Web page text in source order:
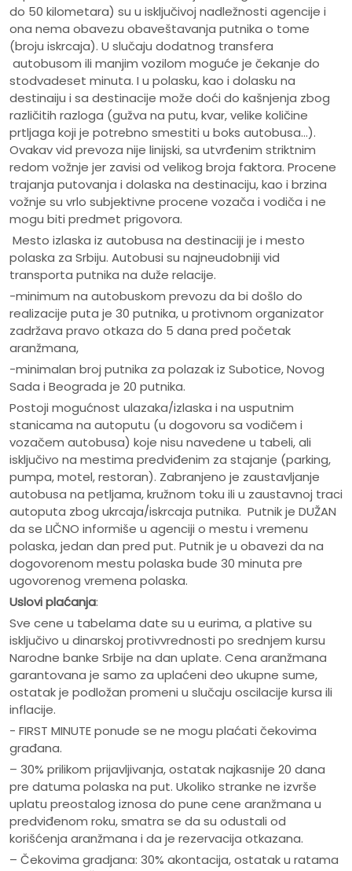
do 50 kilometara) su u isključivoj nadležnosti agencije i
ona nema obavezu obaveštavanja putnika o tome
(broju iskrcaja). U slučaju dodatnog transfera
autobusom ili manjim vozilom moguće je čekanje do
stodvadeset minuta. I u polasku, kao i dolasku na
destinaiju i sa destinacije može doći do kašnjenja zbog
različitih razloga (gužva na putu, kvar, velike količine
prtljaga koji je potrebno smestiti u boks autobusa...).
Ovakav vid prevoza nije linijski, sa utvrđenim striktnim
redom vožnje jer zavisi od velikog broja faktora. Procene
trajanja putovanja i dolaska na destinaciju, kao i brzina
vožnje su vrlo subjektivne procene vozača i vodiča i ne
mogu biti predmet prigovora.
Mesto izlaska iz autobusa na destinaciji je i mesto
polaska za Srbiju. Autobusi su najneudobniji vid
transporta putnika na duže relacije.
-minimum na autobuskom prevozu da bi došlo do
realizacije puta je 30 putnika, u protivnom organizator
zadržava pravo otkaza do 5 dana pred početak
aranžmana,
-minimalan broj putnika za polazak iz Subotice, Novog
Sada i Beograda je 20 putnika.
Postoji mogućnost ulazaka/izlaska i na usputnim
stanicama na autoputu (u dogovoru sa vodičem i
vozačem autobusa) koje nisu navedene u tabeli, ali
isključivo na mestima predviđenim za stajanje (parking,
pumpa, motel, restoran). Zabranjeno je zaustavljanje
autobusa na petljama, kružnom toku ili u zaustavnoj traci
autoputa zbog ukrcaja/iskrcaja putnika. Putnik je DUŽAN
da se LIČNO informiše u agenciji o mestu i vremenu
polaska, jedan dan pred put. Putnik je u obavezi da na
dogovorenom mestu polaska bude 30 minuta pre
ugovorenog vremena polaska.
Uslovi plaćanja:
Sve cene u tabelama date su u eurima, a plative su
isključivo u dinarskoj protivvrednosti po srednjem kursu
Narodne banke Srbije na dan uplate. Cena aranžmana
garantovana je samo za uplaćeni deo ukupne sume,
ostatak je podložan promeni u slučaju oscilacije kursa ili
inflacije.
- FIRST MINUTE ponude se ne mogu plaćati čekovima
građana.
– 30% prilikom prijavljivanja, ostatak najkasnije 20 dana
pre datuma polaska na put. Ukoliko stranke ne izvrše
uplatu preostalog iznosa do pune cene aranžmana u
predviđenom roku, smatra se da su odustali od
korišćenja aranžmana i da je rezervacija otkazana.
– Čekovima gradjana: 30% akontacija, ostatak u ratama